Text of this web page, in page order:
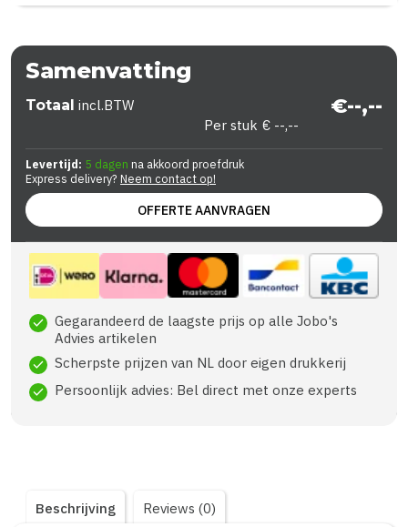
Samenvatting
Totaal incl.BTW €--,--
Per stuk € --,--
Levertijd: 5 dagen na akkoord proefdruk
Express delivery? Neem contact op!
OFFERTE AANVRAGEN
check Gegarandeerd de laagste prijs op alle Jobo's
Advies artikelen
check Scherpste prijzen van NL door eigen drukkerij
check Persoonlijk advies: Bel direct met onze experts
Beschrijving Reviews (0)